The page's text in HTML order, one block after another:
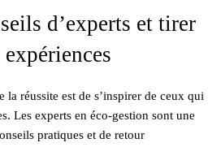
d’experts et tirer
la réussite est de s’inspirer de ceux qui
Les experts en éco-gestion sont une
pratiques et de retour